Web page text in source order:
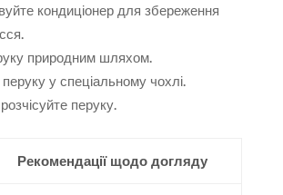
кондиціонер для збереження
природним шляхом.
перуку у спеціальному чохлі.
перуку.
Рекомендації щодо догляду